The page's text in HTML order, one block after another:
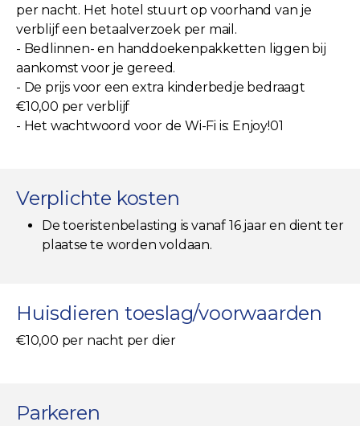
per nacht. Het hotel stuurt op voorhand van je
verblijf een betaalverzoek per mail.
- Bedlinnen- en handdoekenpakketten liggen bij
aankomst voor je gereed.
- De prijs voor een extra kinderbedje bedraagt
€10,00 per verblijf
- Het wachtwoord voor de Wi-Fi is: Enjoy!01
Verplichte kosten
De toeristenbelasting is vanaf 16 jaar en dient ter
plaatse te worden voldaan.
Huisdieren toeslag/voorwaarden
€10,00 per nacht per dier
Parkeren